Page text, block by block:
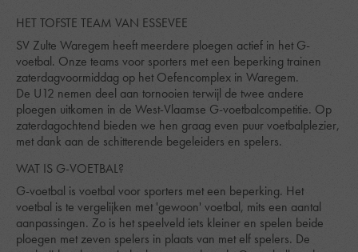
HET TOFSTE TEAM VAN ESSEVEE
SV Zulte Waregem heeft meerdere ploegen actief in het G-
voetbal. Onze teams voor sporters met een beperking trainen
zaterdagvoormiddag op het Oefencomplex in Waregem.
De U12 nemen deel aan tornooien terwijl de twee andere
ploegen uitkomen in de West-Vlaamse G-voetbalcompetitie. Op
zaterdagochtend bieden we hen graag even puur voetbalplezier,
met dank aan de schitterende begeleiders en spelers.
WAT IS G-VOETBAL?
G-voetbal is voetbal voor sporters met een beperking. Het
voetbal is te vergelijken met 'gewoon' voetbal, mits een aantal
aanpassingen. Zo is het speelveld iets kleiner en spelen beide
ploegen met zeven spelers in plaats van met elf spelers. De